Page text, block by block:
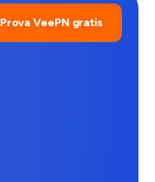
Prova VeePN gratis